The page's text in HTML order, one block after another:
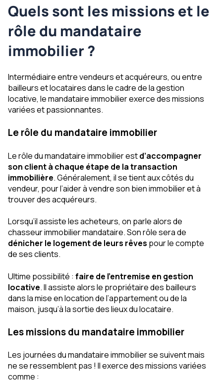
Quels sont les missions et le
rôle du mandataire
immobilier ?
Intermédiaire entre vendeurs et acquéreurs, ou entre
bailleurs et locataires dans le cadre de la gestion
locative, le mandataire immobilier exerce des missions
variées et passionnantes.
Le rôle du mandataire immobilier
Le rôle du mandataire immobilier estd’accompagner
son client à chaque étape de la transaction
immobilière. Généralement, il se tient aux côtés du
vendeur, pour l’aider à vendre son bien immobilier et à
trouver des acquéreurs.
Lorsqu’il assiste les acheteurs, on parle alors de
chasseur immobilier mandataire. Son rôle sera de
dénicher le logement de leurs rêves pour le compte
de ses clients.
Ultime possibilité : faire de l’entremise en gestion
locative. Il assiste alors le propriétaire des bailleurs
dans la mise en location de l’appartement ou de la
maison, jusqu’à la sortie des lieux du locataire.
Les missions du mandataire immobilier
Les journées du mandataire immobilier se suivent mais
ne se ressemblent pas ! Il exerce des missions variées
comme :